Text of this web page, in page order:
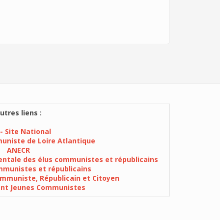
liens :
- Site National
de Loire Atlantique
ANECR
des élus communistes et républicains
et républicains
Républicain et Citoyen
Jeunes Communistes